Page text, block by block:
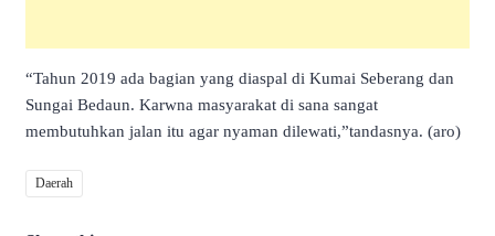
“Tahun 2019 ada bagian yang diaspal di Kumai Seberang dan
Sungai Bedaun. Karwna masyarakat di sana sangat
membutuhkan jalan itu agar nyaman dilewati,”tandasnya. (aro)
Daerah